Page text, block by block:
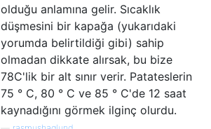
olduğu anlamına gelir. Sıcaklık
düşmesini bir kapağa (yukarıdaki
yorumda belirtildiği gibi) sahip
olmadan dikkate alırsak, bu bize
78C'lik bir alt sınır verir. Patateslerin
75 ° C, 80 ° C ve 85 ° C'de 12 saat
kaynadığını görmek ilginç olurdu.